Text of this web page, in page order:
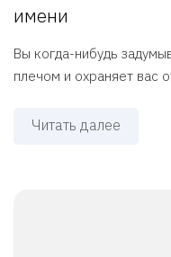
имени
Вы когда-нибудь
плечом и охраняет вас
Читать далее